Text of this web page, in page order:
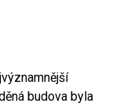
budova byla